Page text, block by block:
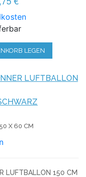
LEGEN
LUFTBALLON
X 60 CM
LUFTBALLON 150 CM